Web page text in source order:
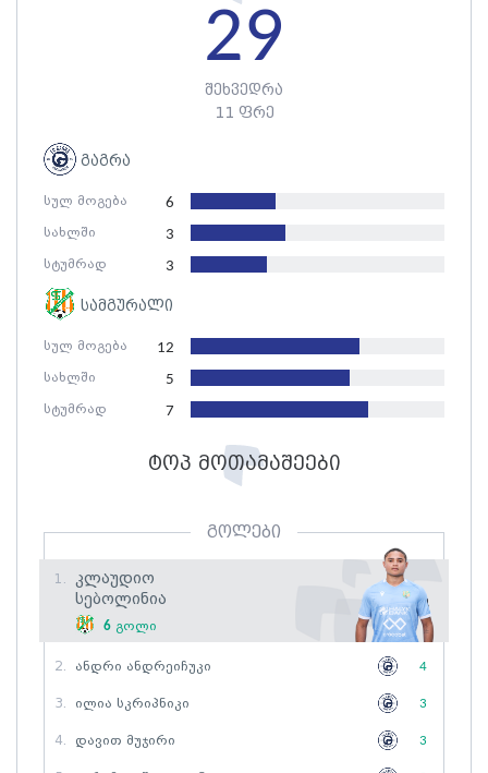
გაგრა
სულ მოგება 6
სახლში 3
სტუმრად 3
სამგურალი
სულ მოგება 12
სახლში 5
სტუმრად 7
29
შეხვედრა
11 ფრე
ტოპ მოთამაშეები
გოლები
1.
Კლაუდიო
Სებოლინია
6 გოლი
2. Ანდრი Ანდრეიჩუკი 4
3. Ილია Სკრიპნიკი 3
4. Დავით Მუჯირი 3